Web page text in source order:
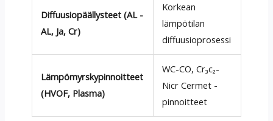
Diffuusiopäällysteet (AL -
AL, Ja, Cr)
Korkean
lämpötilan
diffuusioprosessi
Lämpömyrskypinnoitteet
(HVOF, Plasma)
WC-CO, Cr₃c₂-
Nicr Cermet -
pinnoitteet